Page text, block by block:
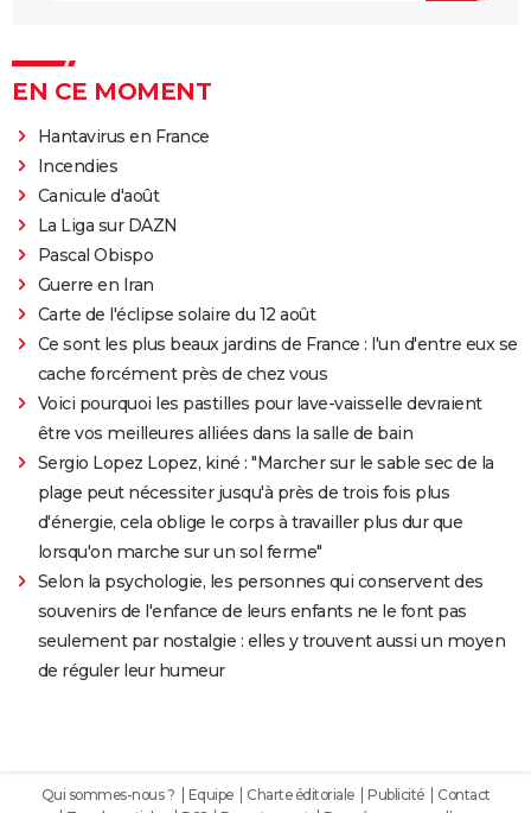
EN CE MOMENT
Hantavirus en France
Incendies
Canicule d'août
La Liga sur DAZN
Pascal Obispo
Guerre en Iran
Carte de l'éclipse solaire du 12 août
Ce sont les plus beaux jardins de France : l'un d'entre eux se
cache forcément près de chez vous
Voici pourquoi les pastilles pour lave-vaisselle devraient
être vos meilleures alliées dans la salle de bain
Sergio Lopez Lopez, kiné : "Marcher sur le sable sec de la
plage peut nécessiter jusqu'à près de trois fois plus
d'énergie, cela oblige le corps à travailler plus dur que
lorsqu'on marche sur un sol ferme"
Selon la psychologie, les personnes qui conservent des
souvenirs de l'enfance de leurs enfants ne le font pas
seulement par nostalgie : elles y trouvent aussi un moyen
de réguler leur humeur
Qui sommes-nous ? Equipe Charte éditoriale Publicité
Contact